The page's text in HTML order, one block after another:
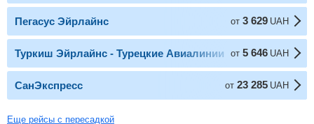
Пегасус Эйрлайнс от 3 629 UAH
Туркиш Эйрлайнс - Турецкие Авиалинии от 5 646 UAH
СанЭкспресс от 23 285 UAH
Еще рейсы с пересадкой